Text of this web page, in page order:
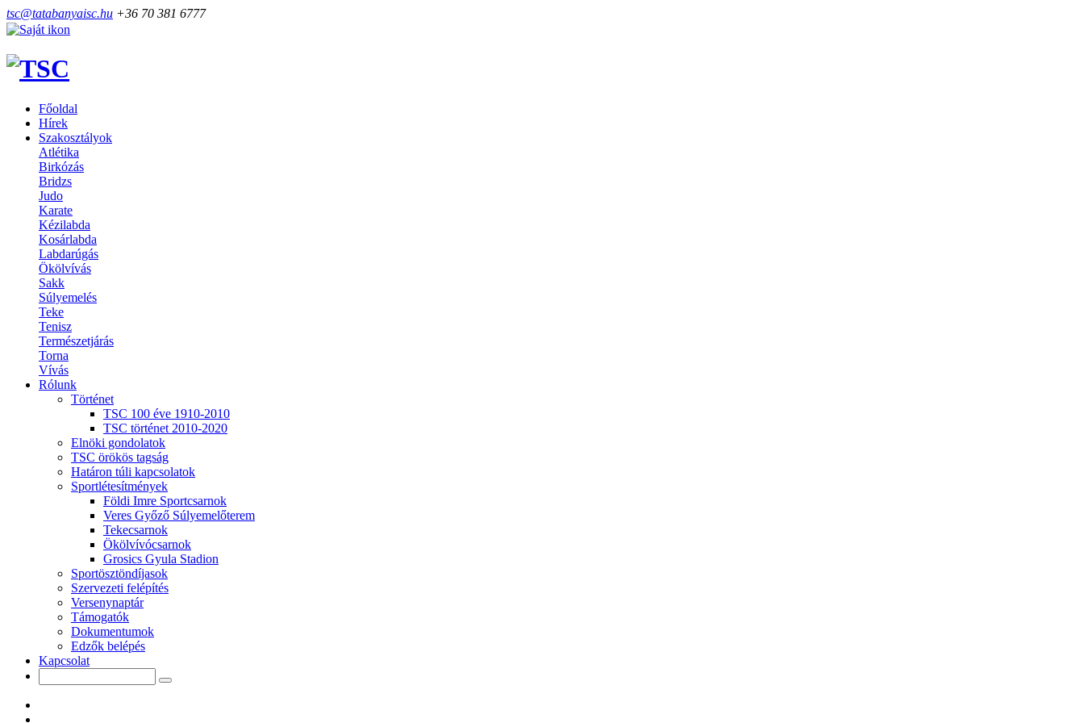
tsc@tatabanyaisc.hu +36 70 381 6777
Főoldal
Hírek
Szakosztályok
Atlétika
Birkózás
Bridzs
Judo
Karate
Kézilabda
Kosárlabda
Labdarúgás
Ökölvívás
Sakk
Súlyemelés
Teke
Tenisz
Természetjárás
Torna
Vívás
Rólunk
Történet
TSC 100 éve 1910-2010
TSC történet 2010-2020
Elnöki gondolatok
TSC örökös tagság
Határon túli kapcsolatok
Sportlétesítmények
Földi Imre Sportcsarnok
Veres Győző Súlyemelőterem
Tekecsarnok
Ökölvívócsarnok
Grosics Gyula Stadion
Sportösztöndíjasok
Szervezeti felépítés
Versenynaptár
Támogatók
Dokumentumok
Edzők belépés
Kapcsolat